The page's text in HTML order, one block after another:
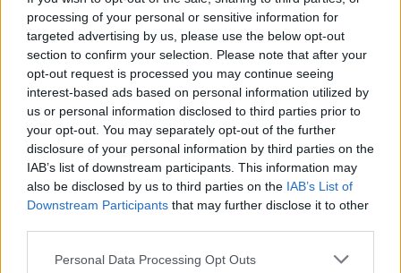
processing of your personal or sensitive information for
targeted advertising by us, please use the below opt-out
section to confirm your selection. Please note that after your
opt-out request is processed you may continue seeing
interest-based ads based on personal information utilized by
us or personal information disclosed to third parties prior to
your opt-out. You may separately opt-out of the further
disclosure of your personal information by third parties on the
IAB’s list of downstream participants. This information may
also be disclosed by us to third parties on the IAB’s List of
Downstream Participants that may further disclose it to other
Personal Data Processing Opt Outs
ακόμα και στον ίδιο μας τον εαυτό. Με χιούμορ,
ευαισθησία και ωμή αλήθεια, η Ματίνα Κόντου
μιλά όπως μιλάμε στις φίλες μας: χωρίς φίλτρα,
χωρίς σοβαροφάνεια, με σκέψεις που σε κάνουν να
λες«Πόσο εγώ;».
Τα επεισόδια του«Πόσο Εγώ;» κυκλοφορούνκάθε
Δευτέρακαι είναι διαθέσιμα στο Pink.gr, στο
Spotify, στο YouTubeκαι σε όλες τις πλατφόρμες.